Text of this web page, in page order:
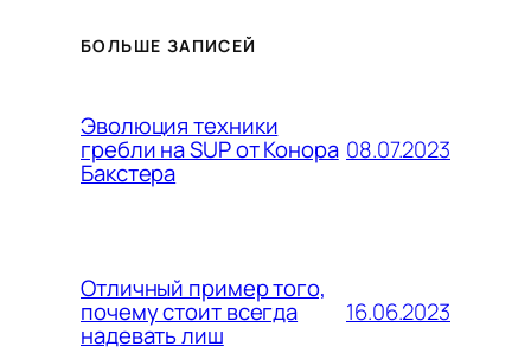
БОЛЬШЕ ЗАПИСЕЙ
Эволюция техники
гребли на SUP от Конора
Бакстера
08.07.2023
Отличный пример того,
почему стоит всегда
надевать лиш
16.06.2023